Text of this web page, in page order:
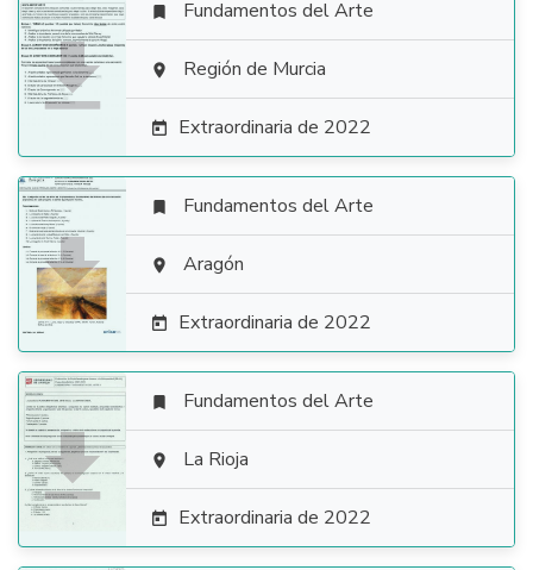

 Fundamentos del Arte
 Región de Murcia
 Extraordinaria de 2022

 Fundamentos del Arte
 Aragón
 Extraordinaria de 2022

 Fundamentos del Arte
 La Rioja
 Extraordinaria de 2022